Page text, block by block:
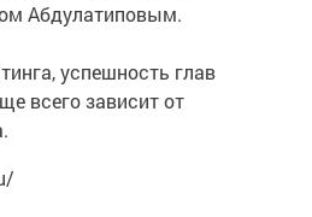
Абдулатиповым.
успешность глав
всего зависит от